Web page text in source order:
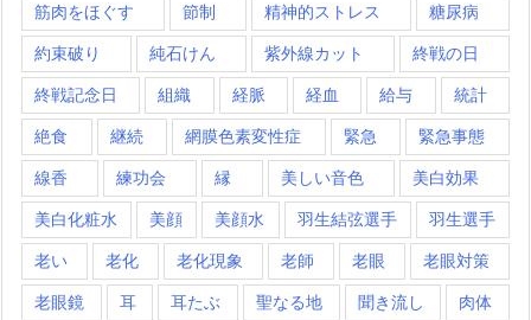
筋肉をほぐす 節制 精神的ストレス 糖尿病
約束破り 純石けん 紫外線カット 終戦の日
終戦記念日 組織 経脈 経血 給与 統計
絶食 継続 網膜色素変性症 緊急 緊急事態
線香 練功会 縁 美しい音色 美白効果
美白化粧水 美顔 美顔水 羽生結弦選手 羽生選手
老い 老化 老化現象 老師 老眼 老眼対策
老眼鏡 耳 耳たぶ 聖なる地 聞き流し 肉体